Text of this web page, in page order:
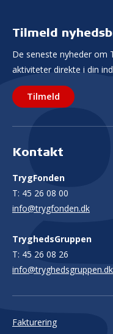
Tilmeld
De seneste nyheder om
aktiviteter direkte i din
Tilmeld
Kontakt
TrygFonden
T: 45 26 08 00
info@trygfonden.dk
TryghedsGruppen
T: 45 26 08 26
info@tryghedsgruppen.dk
Fakturering